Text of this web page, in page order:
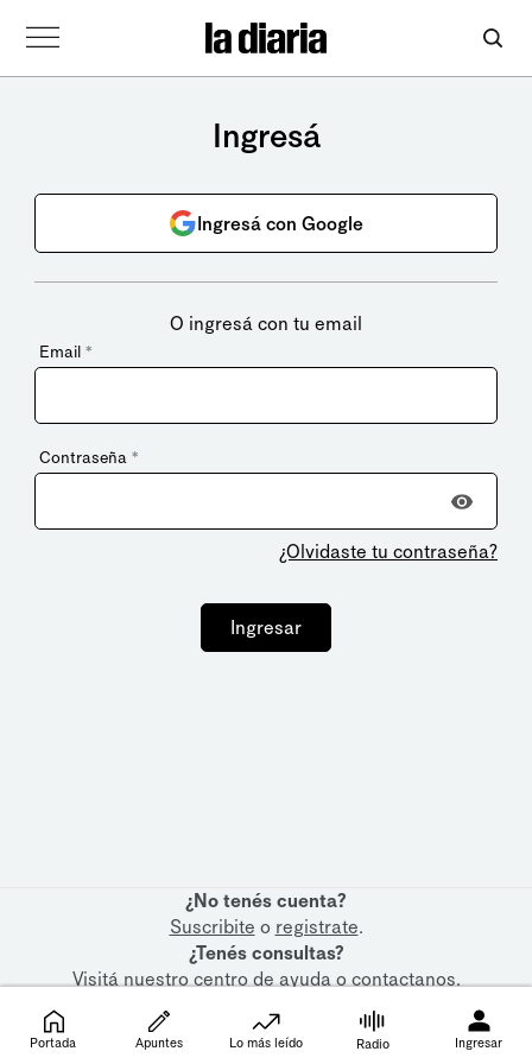
Ingresá
Ingresá con Google
O ingresá con tu email
Email *
Contraseña *
¿Olvidaste tu contraseña?
Ingresar
¿No tenés cuenta?
Suscribite o registrate.
¿Tenés consultas?
Visitá nuestrocentro de ayudaocontactanos.
Portada Apuntes Lo más leído Radio Ingresar